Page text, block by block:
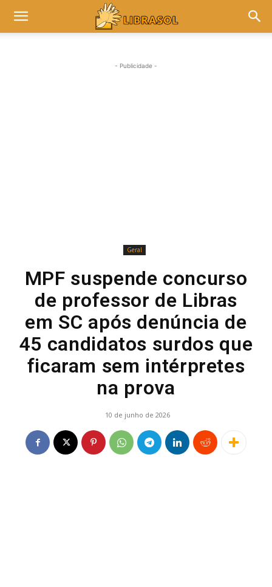
- Publicidade -
Geral
MPF suspende concurso
de professor de Libras
em SC após denúncia de
45 candidatos surdos que
ficaram sem intérpretes
na prova
10 de junho de 2026